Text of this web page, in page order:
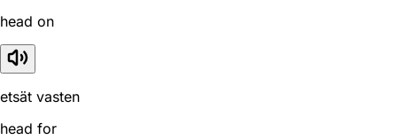
head on
etsät vasten
head for